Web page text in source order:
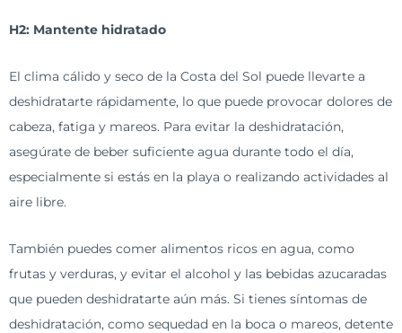
H2: Mantente hidratado
El clima cálido y seco de la Costa del Sol puede llevarte a
deshidratarte rápidamente, lo que puede provocar dolores de
cabeza, fatiga y mareos. Para evitar la deshidratación,
asegúrate de beber suficiente agua durante todo el día,
especialmente si estás en la playa o realizando actividades al
aire libre.
También puedes comer alimentos ricos en agua, como
frutas y verduras, y evitar el alcohol y las bebidas azucaradas
que pueden deshidratarte aún más. Si tienes síntomas de
deshidratación, como sequedad en la boca o mareos, detente